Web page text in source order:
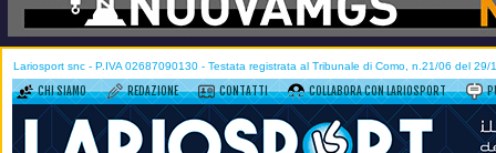
Lariosport snc - P.IVA 02687090130 - Testata registrata al Tribunale di Como, n.21/06 del 29/
CHI SIAMO REDAZIONE CONTATTI COLLABORA CON LARIOSPORT